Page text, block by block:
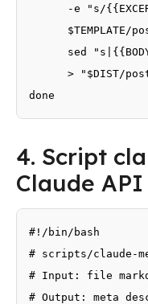
-e "s/
$TEMPLATE/
sed
> "$DIST/
done
4. Script
Claude API
#!/bin/bash
# scripts/claude-
# Input: file
# Output: meta